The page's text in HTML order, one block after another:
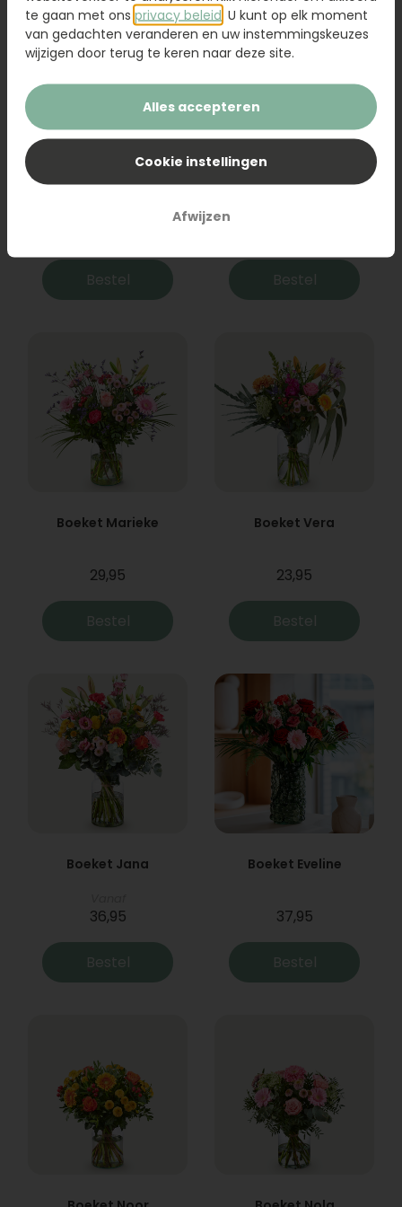
Boeket Raya
Bestel
Sanseveria
Bestel
Boeket Marieke
29,95
Bestel
Boeket Vera
23,95
Bestel
Boeket Jana
36,95
Bestel
Boeket Eveline
37,95
Bestel
te gaan met ons privacy beleid . U kunt op elk moment
van gedachten veranderen en uw instemmingskeuzes
wijzigen door terug te keren naar deze site.
Alles accepteren
Cookie instellingen
Afwijzen